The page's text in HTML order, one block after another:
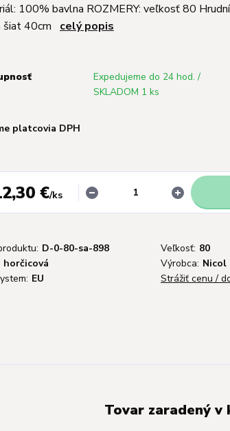
100% bavlna ROZMERY: veľkosť 80
šiat 40cm celý popis
Expedujeme do 24 hod. /
SKLADOM 1 ks
platcovia DPH
€/ks
D-0-80-sa-898 Veľkosť: 80
horčicová Výrobca: Nicol
EU Strážiť cenu /
Tovar zaradený v